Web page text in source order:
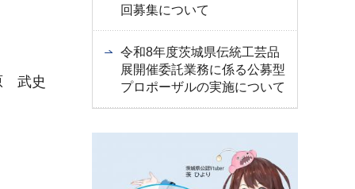
史
回募集について
令和8年度茨城県伝統工芸品
展開催委託業務に係る公募型
プロポーザルの実施について